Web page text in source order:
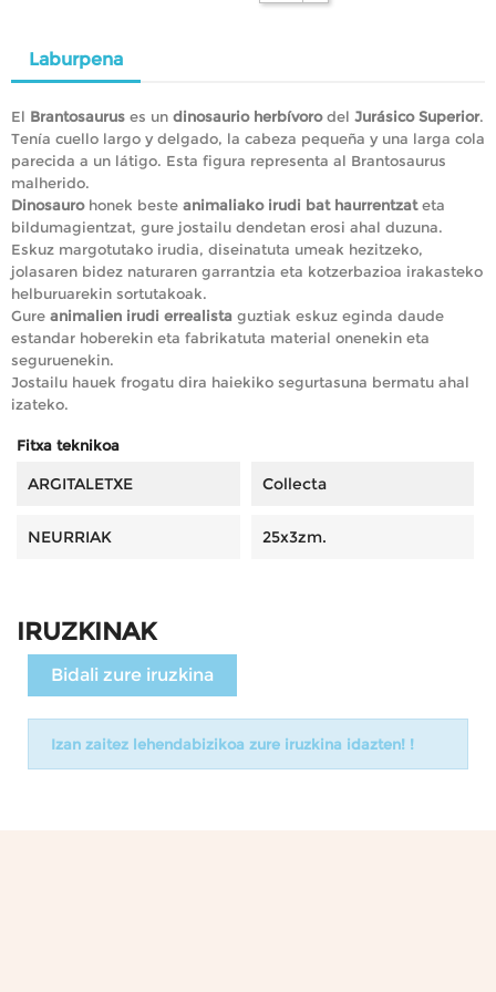
Laburpena
El Brantosaurus es un dinosaurio herbívorodel Jurásico Superior.
Tenía cuello largo y delgado, la cabeza pequeña y una larga cola
parecida a un látigo. Esta figura representa al Brantosaurus
malherido.
Dinosaurohonek beste animaliako irudi bat haurrentzateta
bildumagientzat, gure jostailu dendetan erosi ahal duzuna.
Eskuz margotutako irudia, diseinatuta umeak hezitzeko,
jolasaren bidez naturaren garrantzia eta kotzerbazioa irakasteko
helburuarekin sortutakoak.
Gure animalien irudi errealista guztiak eskuz eginda daude
estandar hoberekin eta fabrikatuta material onenekin eta
seguruenekin.
Jostailu hauek frogatu dira haiekiko segurtasuna bermatu ahal
izateko.
Fitxa teknikoa
ARGITALETXE Collecta
NEURRIAK 25x3zm.
IRUZKINAK
Bidali zure iruzkina
Izan zaitez lehendabizikoa zure iruzkina idazten! !